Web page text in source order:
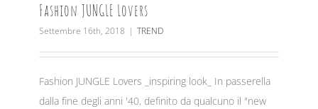
Fashion JUNGLE Lovers
Settembre 16th, 2018 | TREND
Fashion JUNGLE Lovers _inspiring look_ In passerella
dalla fine degli anni '40, definito da qualcuno il "new